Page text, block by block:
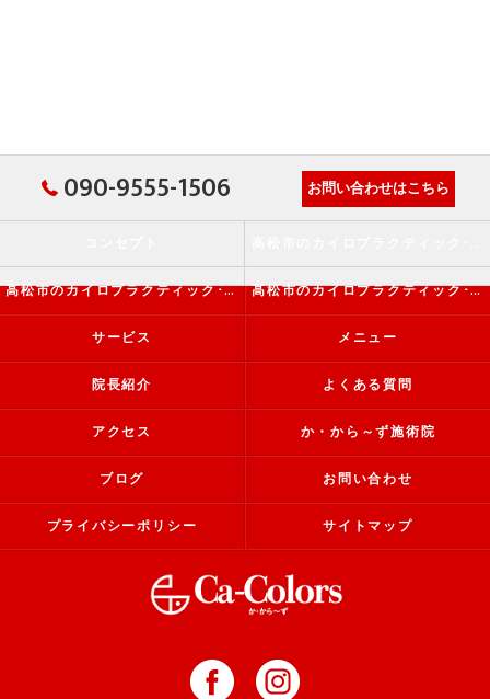
090-9555-1506 お問い合わせはこちら
高松市のカイロプラクティック･か・から～ず施術院の評判 高松市のカイロプラクティック･か・から～ず施術院のお客様の声
サービス メニュー
院長紹介 よくある質問
アクセス か・から～ず施術院
ブログ お問い合わせ
プライバシーポリシー サイトマップ